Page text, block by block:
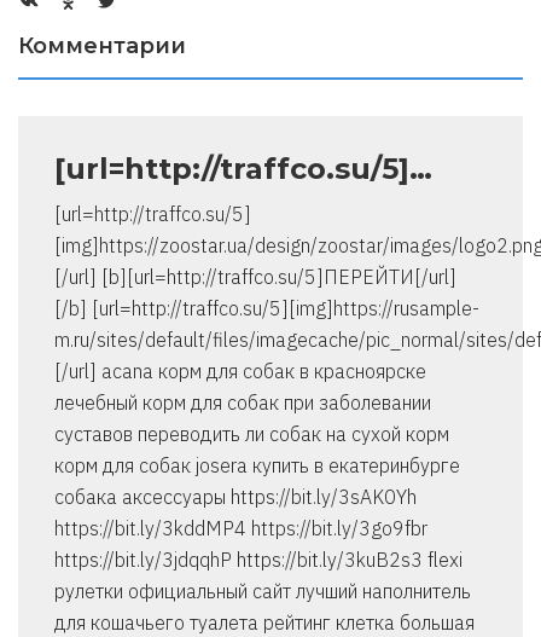
Комментарии
[url=http://traffco.su/5]…
[url=http://traffco.su/5]
[img]https://zoostar.ua/design/zoostar/images/
[/url] [b][url=http://traffco.su/5]ПЕРЕЙТИ[/url]
[/b] [url=http://traffco.su/5][img]https://rusample-
m.ru/sites/default/files/imagecache/pic_normal/sites/
[/url] acana корм для собак в красноярске
лечебный корм для собак при заболевании
суставов переводить ли собак на сухой корм
корм для собак josera купить в екатеринбурге
собака аксессуары https://bit.ly/3sAK0Yh
https://bit.ly/3kddMP4 https://bit.ly/3go9fbr
https://bit.ly/3jdqqhP https://bit.ly/3kuB2s3 flexi
рулетки официальный сайт лучший наполнитель
для кошачьего туалета рейтинг клетка большая